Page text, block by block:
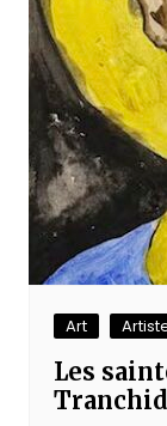
Art
Les